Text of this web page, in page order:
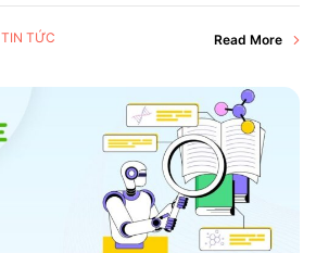
TIN TỨC Read More